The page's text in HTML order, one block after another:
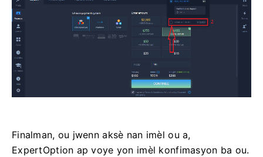
Finalman, ou jwenn aksè nan imèl ou a,
ExpertOption ap voye yon imèl konfimasyon ba ou.